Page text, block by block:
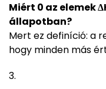
Miért 0 az elemek
állapotban?
Mert ez definíció: a
hogy minden más